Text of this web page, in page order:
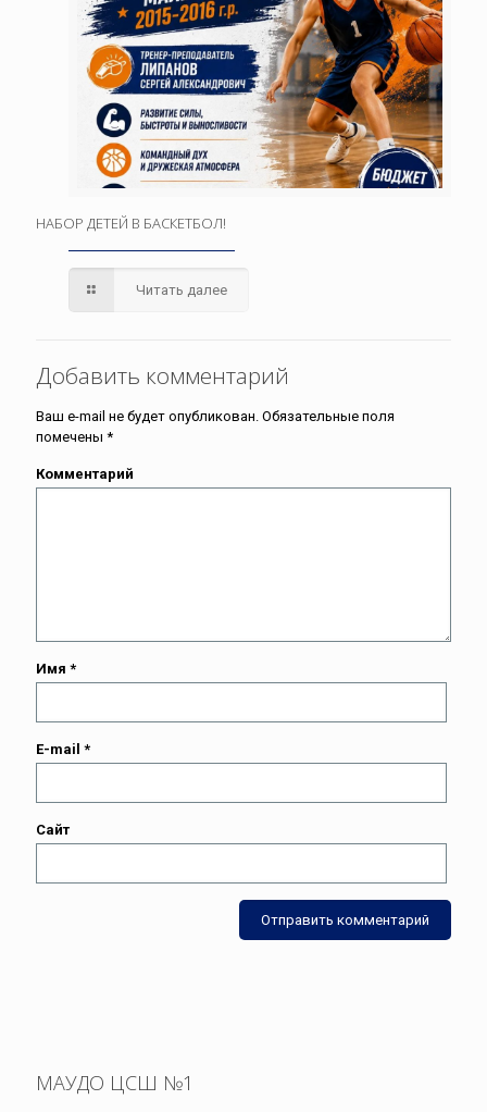
НАБОР ДЕТЕЙ В БАСКЕТБОЛ!
Читать далее
Добавить комментарий
Ваш e-mail не будет опубликован. Обязательные поля
помечены *
Комментарий
Имя *
E-mail *
Сайт
МАУДО ЦСШ №1